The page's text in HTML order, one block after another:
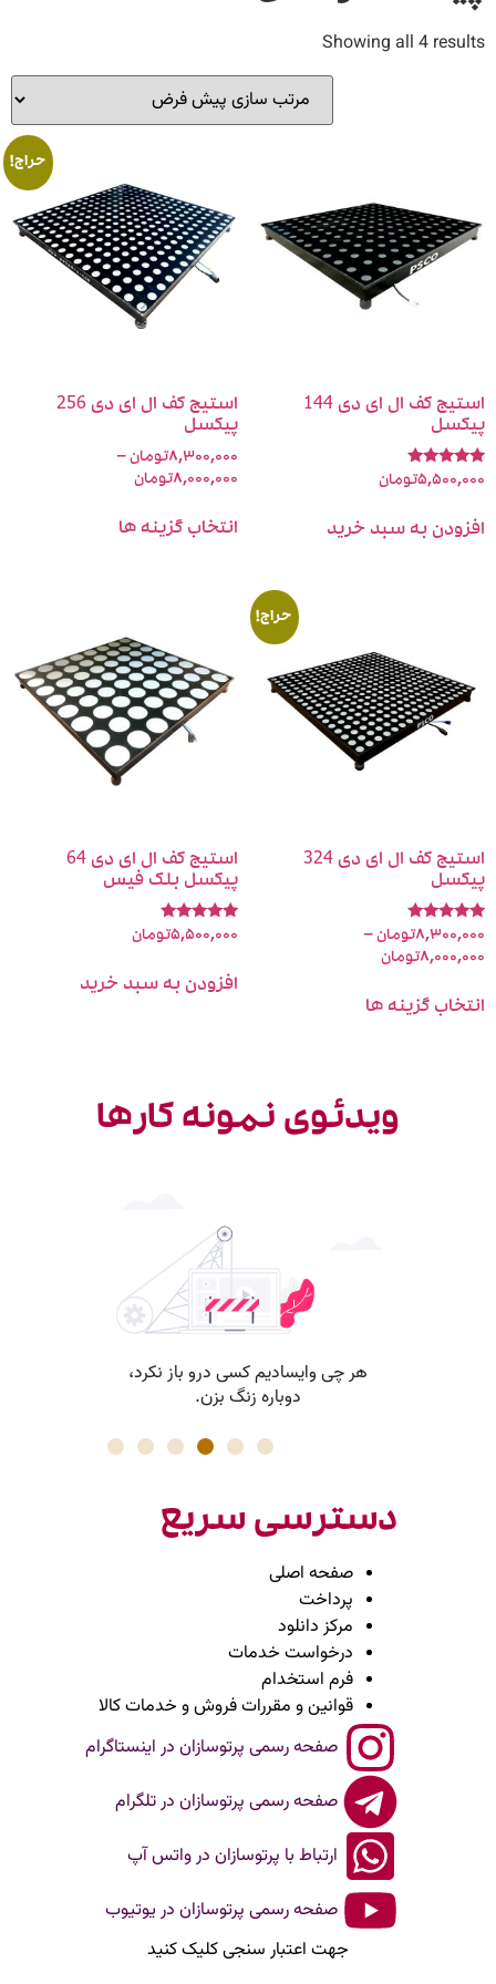
Showing all 4
استیج کف ال ای دی 144
تومان
به سبد خرید
حراج!
استیج کف ال ای دی 256
پیکسل
۸,۳۰۰,۰۰۰تومان –
۸,۰۰۰,۰۰۰تومان
انتخاب گزینه ها
حراج!
استیج کف ال ای دی 324
تومان –
تومان
گزینه ها
استیج کف ال ای دی 64
پیکسل بلک فیس
۵,۵۰۰,۰۰۰تومان
افزودن به سبد خرید
ویدئوی نمونه کارها
دسترسی سریع
صفحه اصلی
پرداخت
مرکز دانلود
درخواست خدمات
فرم استخدام
قوانین و مقررات فروش و خدمات کالا
صفحه رسمی پرتوسازان در اینستاگرام
صفحه رسمی پرتوسازان در تلگرام
ارتباط با پرتوسازان در واتس آپ
صفحه رسمی پرتوسازان در یوتیوب
جهت اعتبار سنجی کلیک کنید